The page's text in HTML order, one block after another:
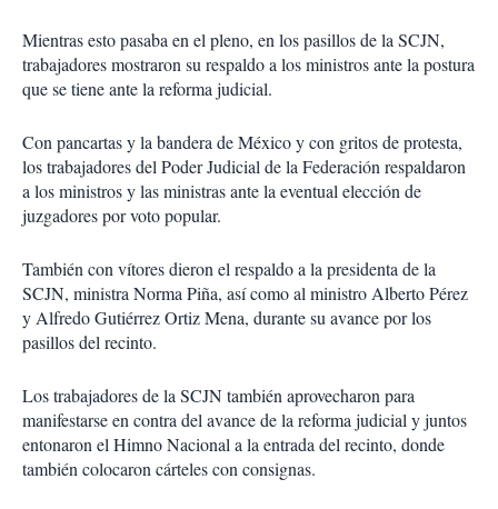
Mientras esto pasaba en el pleno, en los pasillos de la SCJN,
trabajadores mostraron su respaldo a los ministros ante la postura
que se tiene ante la reforma judicial.
Con pancartas y la bandera de México y con gritos de protesta,
los trabajadores del Poder Judicial de la Federación respaldaron
a los ministros y las ministras ante la eventual elección de
juzgadores por voto popular.
También con vítores dieron el respaldo a la presidenta de la
SCJN, ministra Norma Piña, así como al ministro Alberto Pérez
y Alfredo Gutiérrez Ortiz Mena, durante su avance por los
pasillos del recinto.
Los trabajadores de la SCJN también aprovecharon para
manifestarse en contra del avance de la reforma judicial y juntos
entonaron el Himno Nacional a la entrada del recinto, donde
también colocaron cárteles con consignas.